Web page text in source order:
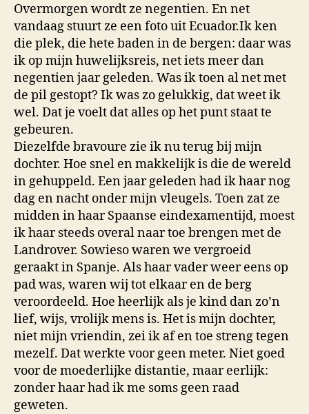
Overmorgen wordt ze negentien. En net
vandaag stuurt ze een foto uit Ecuador.Ik ken
die plek, die hete baden in de bergen: daar was
ik op mijn huwelijksreis, net iets meer dan
negentien jaar geleden. Was ik toen al net met
de pil gestopt? Ik was zo gelukkig, dat weet ik
wel. Dat je voelt dat alles op het punt staat te
gebeuren.
Diezelfde bravoure zie ik nu terug bij mijn
dochter. Hoe snel en makkelijk is die de wereld
in gehuppeld. Een jaar geleden had ik haar nog
dag en nacht onder mijn vleugels. Toen zat ze
midden in haar Spaanse eindexamentijd, moest
ik haar steeds overal naar toe brengen met de
Landrover. Sowieso waren we vergroeid
geraakt in Spanje. Als haar vader weer eens op
pad was, waren wij tot elkaar en de berg
veroordeeld. Hoe heerlijk als je kind dan zo’n
lief, wijs, vrolijk mens is. Het is mijn dochter,
niet mijn vriendin, zei ik af en toe streng tegen
mezelf. Dat werkte voor geen meter. Niet goed
voor de moederlijke distantie, maar eerlijk:
zonder haar had ik me soms geen raad
geweten.